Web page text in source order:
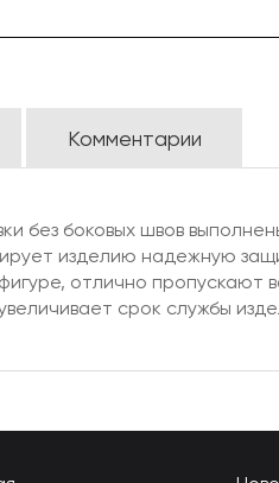
Комментарии
без боковых швов
изделию надежную
отлично
срок службы